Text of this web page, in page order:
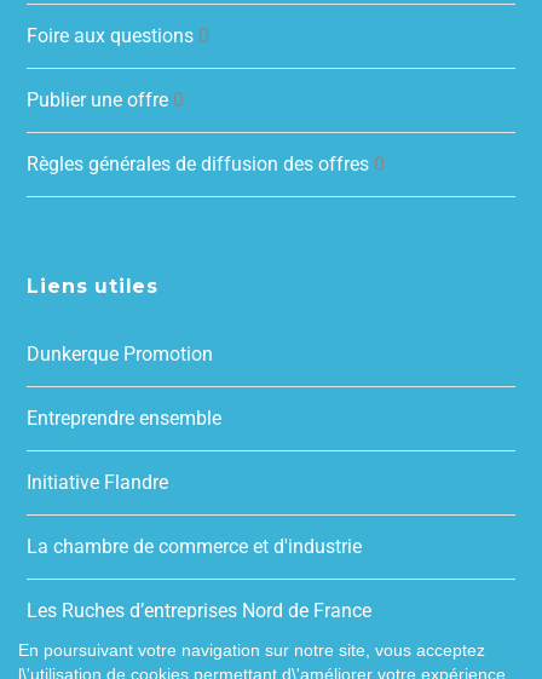
Foire aux questions 0
Publier une offre 0
Règles générales de diffusion des offres 0
Liens utiles
Dunkerque Promotion
Entreprendre ensemble
Initiative Flandre
La chambre de commerce et d'industrie
Les Ruches d’entreprises Nord de France
En poursuivant votre navigation sur notre site, vous acceptez
l\'utilisation de cookies permettant d\'améliorer votre expérience